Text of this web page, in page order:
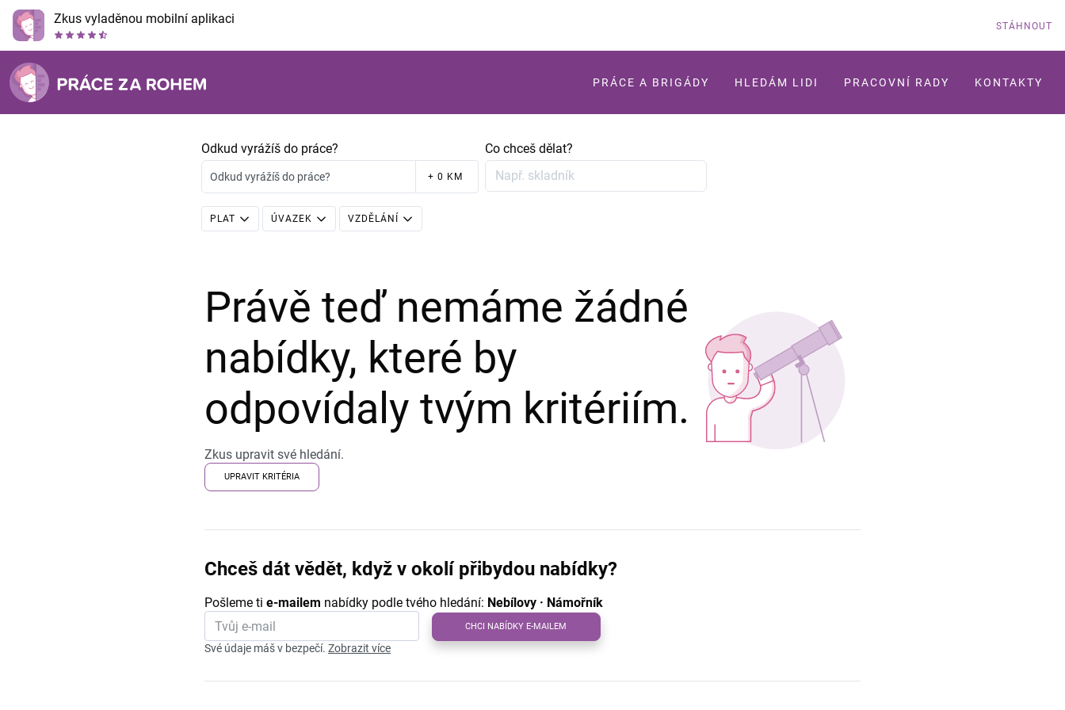
Zkus vyladěnou mobilní aplikaci STÁHNOUT
PRÁCE A BRIGÁDY HLEDÁM LIDI PRACOVNÍ RADY KONTAKTY
Odkud vyrážíš do práce?
Odkud vyrážíš do práce? + 0 KM
Co chceš dělat?
PLAT ÚVAZEK VZDĚLÁNÍ
Právě teď nemáme žádné
nabídky, které by
odpovídaly tvým kritériím.
Zkus upravit své hledání.
UPRAVIT KRITÉRIA
Chceš dát vědět, když v okolí přibydou nabídky?
Pošleme ti e-mailem nabídky podle tvého hledání: Nebílovy · Námořník
CHCI NABÍDKY E-MAILEM
Své údaje máš v bezpečí. Zobrazit více